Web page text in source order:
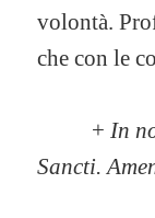
volontà.
che con le
+In
Sancti.